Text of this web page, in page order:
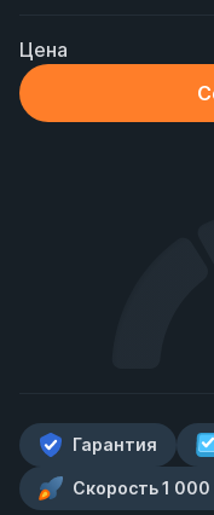
Цена
Гарантия
Скорость 1 000